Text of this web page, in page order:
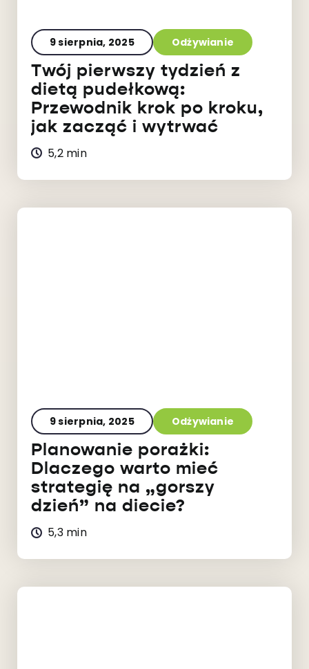
9 sierpnia, 2025 Odżywianie
Twój pierwszy tydzień z
dietą pudełkową:
Przewodnik krok po kroku,
jak zacząć i wytrwać
5,2 min
9 sierpnia, 2025 Odżywianie
Planowanie porażki:
Dlaczego warto mieć
strategię na „gorszy
dzień” na diecie?
5,3 min